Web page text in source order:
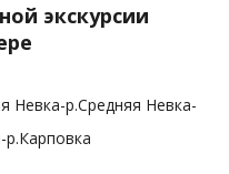
экскурсии
Невка-р.Средняя Невка-